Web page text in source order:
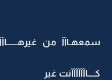
سمعهـاآآ من
كــــاآآآآآآنت غير